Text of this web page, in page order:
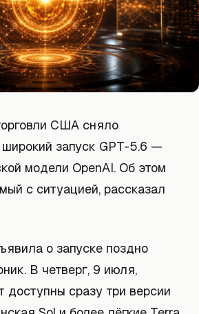
США сняло
широкий запуск GPT-5.6 —
модели OpenAI. Об этом
с ситуацией, рассказал
о запуске поздно
В четверг, 9 июля,
доступны сразу три версии